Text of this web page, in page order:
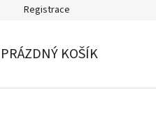
Registrace
PRÁZDNÝ KOŠÍK